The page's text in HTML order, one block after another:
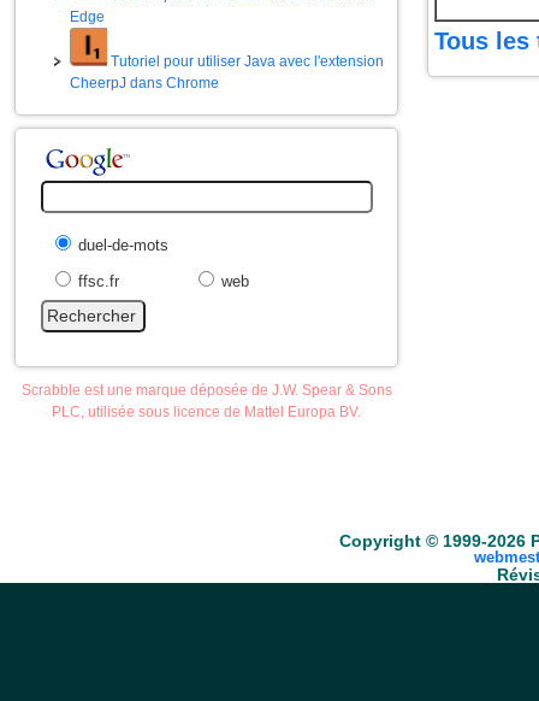
Edge
Tutoriel pour utiliser Java avec l'extension
CheerpJ dans Chrome
duel-de-mots
ffsc.fr
web
Scrabble est une marque déposée de J.W. Spear & Sons
PLC, utilisée sous licence de Mattel Europa BV.
Tous les
Copyright © 1999-2026